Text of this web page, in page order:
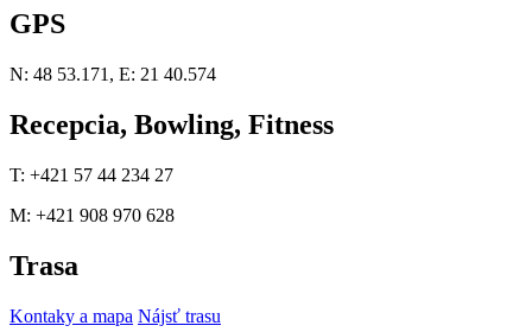
GPS
N: 48 53.171, E: 21 40.574
Recepcia, Bowling, Fitness
T: +421 57 44 234 27
M: +421 908 970 628
Trasa
Kontaky a mapa Nájsť trasu